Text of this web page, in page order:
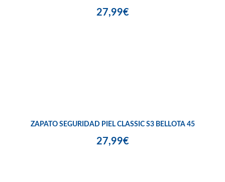
27,99€
ZAPATO SEGURIDAD PIEL CLASSIC S3 BELLOTA 45
27,99€